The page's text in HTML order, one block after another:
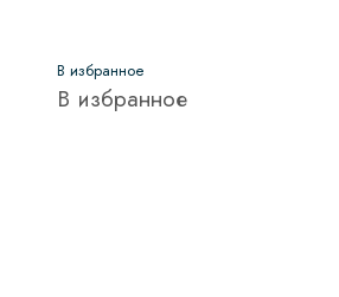
В избранное
В избранное